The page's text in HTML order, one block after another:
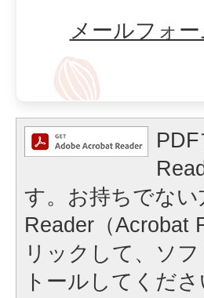
メールフォ
す。お持ちでな
Reader（Acrobat
リックして、ソ
トールしてくださ